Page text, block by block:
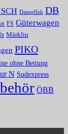
Dampflok DB
FS Güterwagen
Märklin
PIKO
ohne Bettung
N Sudexpress
ÖBB